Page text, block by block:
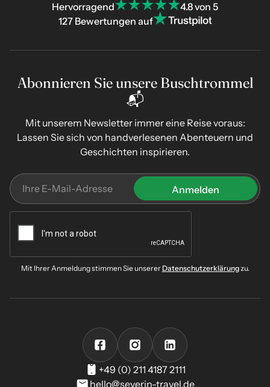
Hervorragend
4.8 von 5
127 Bewertungen auf
Abonnieren Sie unsere Buschtrommel
📬
Mit unserem Newsletter immer eine Reise voraus:
Lassen Sie sich von handverlesenen Abenteuern und
Geschichten inspirieren.
Mit Ihrer Anmeldung stimmen Sie unsererDatenschutzerklärungzu.
+49 (0) 211 4187 2111
hello@severin-travel.de